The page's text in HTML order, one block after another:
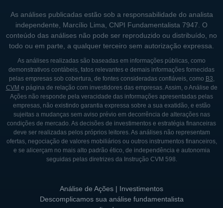
As análises publicadas estão sob a responsabilidade do analista
independente, Marcílio Lima, CNPI Fundamentalista 7947. O
conteúdo das análises não pode ser reproduzido ou distribuído, no
todo ou em parte, a qualquer terceiro sem autorização expressa.
As análises realizadas são baseadas em informações públicas, como
demonstrativos contábeis, fatos relevantes e demais informações fornecidas
pelas empresas sob cobertura, de fontes consideradas confiáveis, como B3,
CVM e página de relação com investidores das empresas. Assim, o Análise de
Ações não responde pela veracidade das informações apresentadas pelas
empresas, não existindo garantia expressa sobre a sua exatidão, e estão
sujeitas a mudanças sem aviso prévio em decorrência de alterações nas
condições de mercado. As decisões de investimentos e estratégia financeiras
deve ser realizadas pelos próprios leitores. As análises não representam
ofertas, negociação de valores mobiliários ou outros instrumentos financeiros,
e se alicerçam no mais alto padrão ético, de independência e autonomia
seguidas pelas diretrizes da Instrução CVM 598.
Análise de Ações | Investimentos
Descomplicamos sua análise fundamentalista